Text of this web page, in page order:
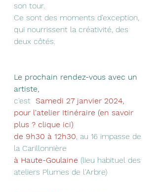
son tour.
Ce sont des moments d'exception,
qui nourrissent la créativité, des
deux côtés.
Le prochain rendez-vous avec un
artiste,
c'est Samedi 27 janvier 2024,
pour l'atelier Itinéraire (en savoir
plus ? clique ici)
de 9h30 à 12h30 , au 16 impasse de
la Carillonnière
à Haute-Goulaine (lieu habituel des
ateliers Plumes de l'Arbre)